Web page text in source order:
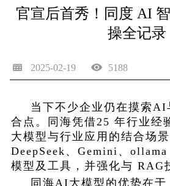
官宣后首秀！同度 AI
操全记录
2025-02-19 5188
当下不少企业仍在摸索AI
合点。
同海凭借25 年行业经
大模型与行业应用的结合场景
DeepSeek、Gemini、
模型及工具，并强化与 RAG
同海AI大模型的优势在于